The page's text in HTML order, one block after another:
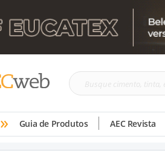
Busque
tinta,
etc
» Guia de Produtos AEC Revista